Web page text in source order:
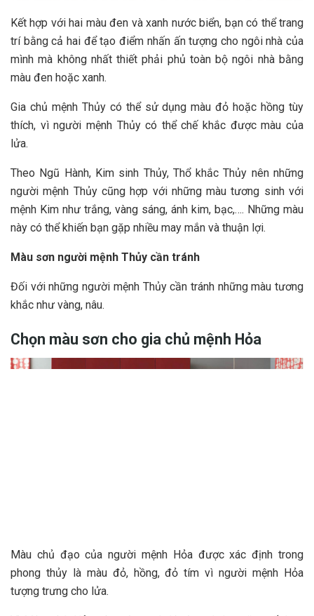
Kết hợp với hai màu đen và xanh nước biển, bạn có thể trang
trí bằng cả hai để tạo điểm nhấn ấn tượng cho ngôi nhà của
mình mà không nhất thiết phải phủ toàn bộ ngôi nhà bằng
màu đen hoặc xanh.
Gia chủ mệnh Thủy có thể sử dụng màu đỏ hoặc hồng tùy
thích, vì người mệnh Thủy có thể chế khắc được màu của
lửa.
Theo Ngũ Hành, Kim sinh Thủy, Thổ khắc Thủy nên những
người mệnh Thủy cũng hợp với những màu tương sinh với
mệnh Kim như trắng, vàng sáng, ánh kim, bạc,…. Những màu
này có thể khiến bạn gặp nhiều may mắn và thuận lợi.
Màu sơn người mệnh Thủy cần tránh
Đối với những người mệnh Thủy cần tránh những màu tương
khắc như vàng, nâu.
Chọn màu sơn cho gia chủ mệnh Hỏa
Màu chủ đạo của người mệnh Hỏa được xác định trong
phong thủy là màu đỏ, hồng, đỏ tím vì người mệnh Hỏa
tượng trưng cho lửa.